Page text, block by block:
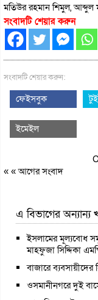
মতিউর রহমান শিমুল, আব্দুল
সংবাদটি শেয়ার করুন
সংবাদটি শেয়ার করুন:
ফেইসবুক
ইমেইল
« «আগের সংবাদ
এ বিভাগের অন্যান্য
ইসলামের মূল্যবোধ
মাহফুজা সিদ্দিকা
বাজারে ব্যবসায়ীদের
ওসমানীনগরে দুই